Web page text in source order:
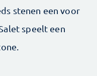
stenen een voor
speelt een